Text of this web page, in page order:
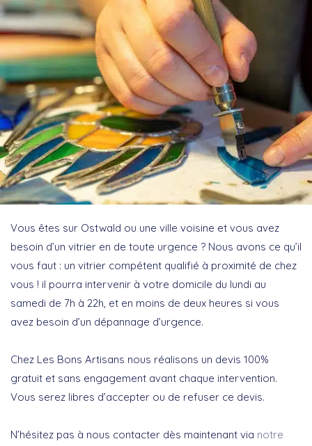
Vous êtes sur Ostwald ou une ville voisine et vous avez
besoin d’un vitrier en de toute urgence ? Nous avons ce qu’il
vous faut : un vitrier compétent qualifié à proximité de chez
vous ! il pourra intervenir à votre domicile du lundi au
samedi de 7h à 22h, et en moins de deux heures si vous
avez besoin d’un dépannage d’urgence.
Chez Les Bons Artisans nous réalisons un devis 100%
gratuit et sans engagement avant chaque intervention.
Vous serez libres d’accepter ou de refuser ce devis.
N’hésitez pas à nous contacter dès maintenant via notre